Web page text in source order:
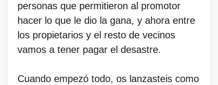
personas que permitieron al promotor
hacer lo que le dio la gana, y ahora entre
los propietarios y el resto de vecinos
vamos a tener pagar el desastre.
Cuando empezó todo, os lanzasteis como